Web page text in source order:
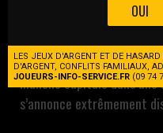
Les demi-finales de la
choc majeur entre
ce jeudi à 21h00 au
manche capitale dans
s’annonce extrêmement
OUI
LES JEUX D'ARGENT ET DE
D'ARGENT, CONFLITS FAMILIAUX,
JOUEURS-INFO-SERVICE.FR (09 74